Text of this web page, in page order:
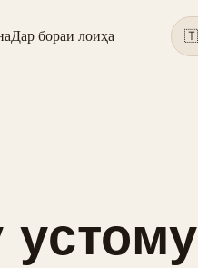
Дар бораи лоиҳа